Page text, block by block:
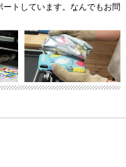
トしています。なんでもお問